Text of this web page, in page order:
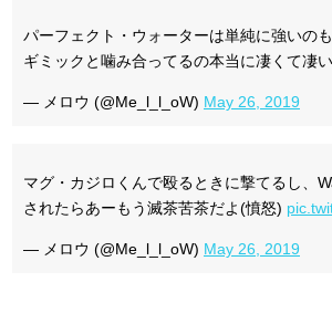
パーフェクト・ウォーターは単純に強いの
ギミックと噛み合ってるの本当に凄くて凄い
— メロウ (@Me_l_l_oW) May 26, 2019
マグ・カジロくんで殴るときに撃てるし、
されたらあーもう滅茶苦茶だよ(憤怒)
— メロウ (@Me_l_l_oW) May 26, 2019